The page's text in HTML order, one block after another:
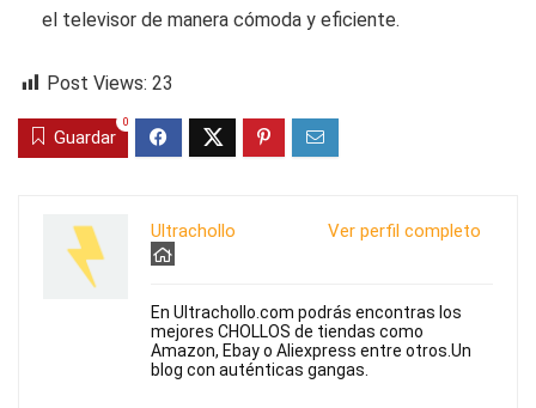
el televisor de manera cómoda y eficiente.
Post Views: 23
Guardar
0
Ver perfil completo
Ultrachollo
En Ultrachollo.com podrás encontras los
mejores CHOLLOS de tiendas como
Amazon, Ebay o Aliexpress entre otros.Un
blog con auténticas gangas.